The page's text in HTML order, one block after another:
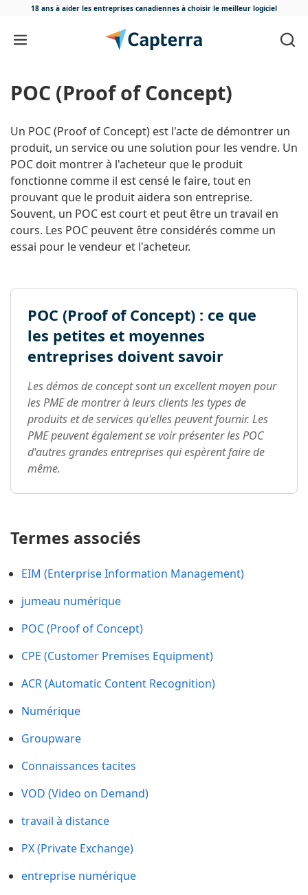
18 ans à aider les entreprises canadiennes à choisir le meilleur logiciel
Passer au contenu
POC (Proof of Concept)
Un POC (Proof of Concept) est l'acte de démontrer un
produit, un service ou une solution pour les vendre. Un
POC doit montrer à l'acheteur que le produit
fonctionne comme il est censé le faire, tout en
prouvant que le produit aidera son entreprise.
Souvent, un POC est court et peut être un travail en
cours. Les POC peuvent être considérés comme un
essai pour le vendeur et l'acheteur.
POC (Proof of Concept) : ce que
les petites et moyennes
entreprises doivent savoir
Les démos de concept sont un excellent moyen pour
les PME de montrer à leurs clients les types de
produits et de services qu'elles peuvent fournir. Les
PME peuvent également se voir présenter les POC
d'autres grandes entreprises qui espèrent faire de
même.
Termes associés
EIM (Enterprise Information Management)
jumeau numérique
POC (Proof of Concept)
CPE (Customer Premises Equipment)
ACR (Automatic Content Recognition)
Numérique
Groupware
Connaissances tacites
VOD (Video on Demand)
travail à distance
PX (Private Exchange)
entreprise numérique